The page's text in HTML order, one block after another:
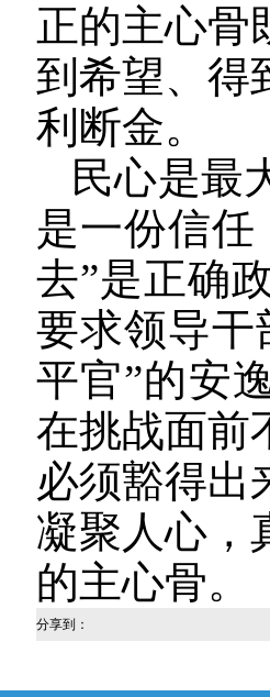
正的主心骨
到希望、得
利断金。
民心是最
是一份信任
去”是正确
要求领导干
平官”的安
在挑战面前
必须豁得出
凝聚人心，
的主心骨。
分享到：